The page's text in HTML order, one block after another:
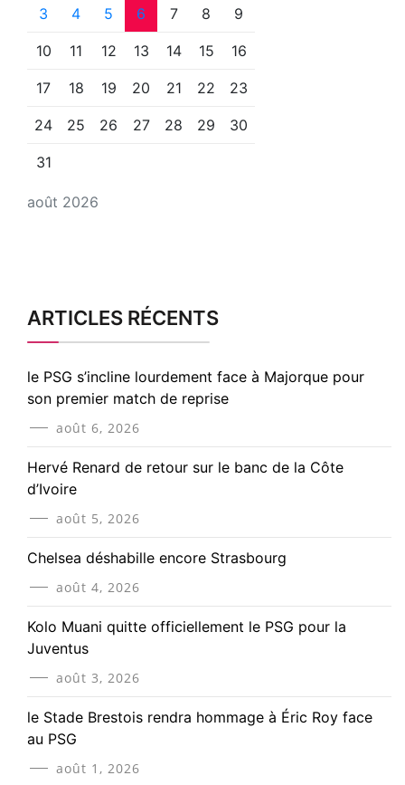
août 2026
3 4 5 6 7 8 9
10 11 12 13 14 15 16
17 18 19 20 21 22 23
24 25 26 27 28 29 30
31
ARTICLES RÉCENTS
le PSG s’incline lourdement face à Majorque pour
son premier match de reprise
août 6, 2026
Hervé Renard de retour sur le banc de la Côte
d’Ivoire
août 5, 2026
Chelsea déshabille encore Strasbourg
août 4, 2026
Kolo Muani quitte officiellement le PSG pour la
Juventus
août 3, 2026
le Stade Brestois rendra hommage à Éric Roy face
au PSG
août 1, 2026